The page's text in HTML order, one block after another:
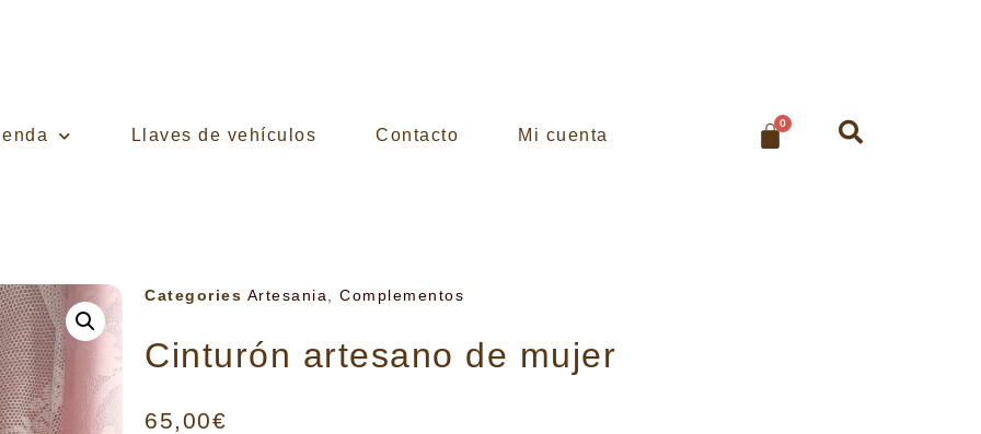
Llaves de vehículos Contacto Mi cuenta
0
Categories Artesania Complementos
Cinturón artesano de mujer
65,00€